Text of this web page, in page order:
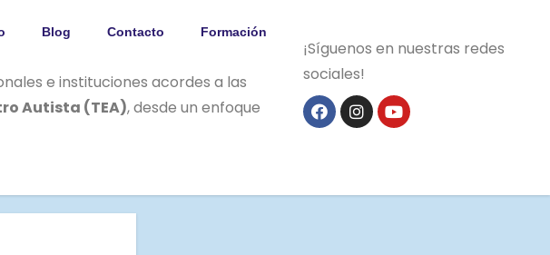
Blog Contacto Formación
e instituciones acordes a las
Autista (TEA), desde un enfoque
¡Síguenos en nuestras redes
sociales!